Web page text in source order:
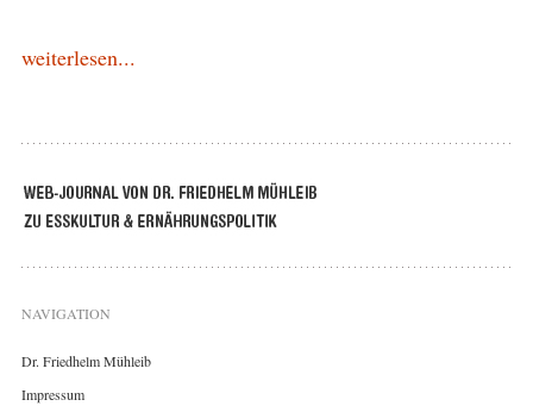
weiterlesen...
NAVIGATION
Dr. Friedhelm Mühleib
Impressum